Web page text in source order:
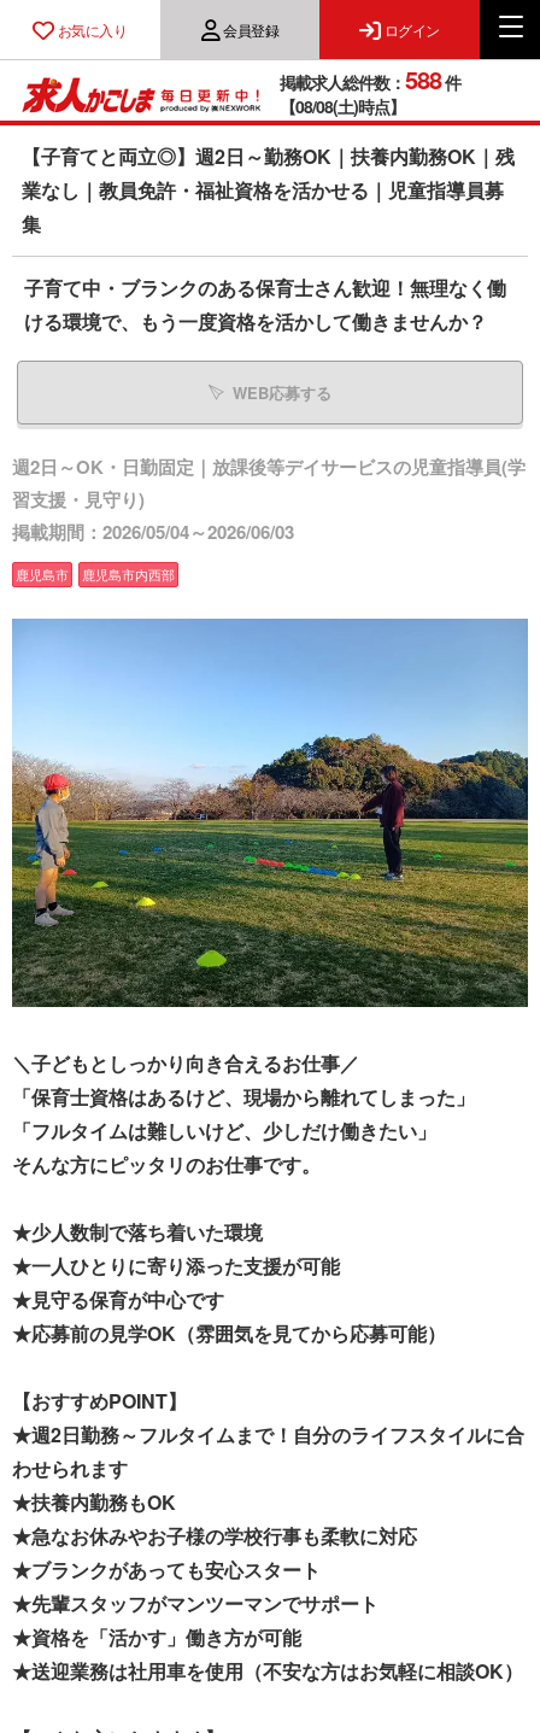
お気に入り 会員登録 ログイン
掲載求人総件数： 588件
【08/08(土)時点】
【子育てと両立◎】週2日～勤務OK｜扶養内勤務OK｜残
業なし｜教員免許・福祉資格を活かせる｜児童指導員募
集
子育て中・ブランクのある保育士さん歓迎！無理なく働
ける環境で、もう一度資格を活かして働きませんか？
WEB応募する
週2日～OK・日勤固定｜放課後等デイサービスの児童指導員(学
習支援・見守り)
掲載期間：2026/05/04～2026/06/03
鹿児島市 鹿児島市内西部
＼子どもとしっかり向き合えるお仕事／
「保育士資格はあるけど、現場から離れてしまった」
「フルタイムは難しいけど、少しだけ働きたい」
そんな方にピッタリのお仕事です。
★少人数制で落ち着いた環境
★一人ひとりに寄り添った支援が可能
★見守る保育が中心です
★応募前の見学OK（雰囲気を見てから応募可能）
【おすすめPOINT】
★週2日勤務～フルタイムまで！自分のライフスタイルに合
わせられます
★扶養内勤務もOK
★急なお休みやお子様の学校行事も柔軟に対応
★ブランクがあっても安心スタート
★先輩スタッフがマンツーマンでサポート
★資格を「活かす」働き方が可能
★送迎業務は社用車を使用（不安な方はお気軽に相談OK）